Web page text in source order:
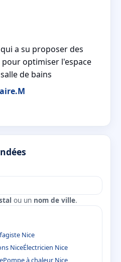
a su proposer des
optimiser l'espace
de bains
ou un nom de ville.
Nice
NiceÉlectricien Nice
Pompe à chaleur Nice